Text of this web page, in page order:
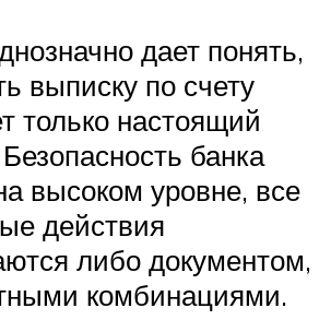
дает понять,
выписку по счету
только настоящий
банка
высоком уровне, все
действия
либо документом,
комбинациями.